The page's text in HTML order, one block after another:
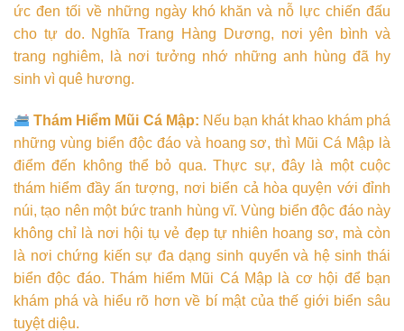
ức đen tối về những ngày khó khăn và nỗ lực chiến đấu
cho tự do. Nghĩa Trang Hàng Dương, nơi yên bình và
trang nghiêm, là nơi tưởng nhớ những anh hùng đã hy
sinh vì quê hương.
Thám Hiểm Mũi Cá Mập: Nếu bạn khát khao khám phá
những vùng biển độc đáo và hoang sơ, thì Mũi Cá Mập là
điểm đến không thể bỏ qua. Thực sự, đây là một cuộc
thám hiểm đầy ấn tượng, nơi biển cả hòa quyện với đỉnh
núi, tạo nên một bức tranh hùng vĩ. Vùng biển độc đáo này
không chỉ là nơi hội tụ vẻ đẹp tự nhiên hoang sơ, mà còn
là nơi chứng kiến sự đa dạng sinh quyển và hệ sinh thái
biển độc đáo. Thám hiểm Mũi Cá Mập là cơ hội để bạn
khám phá và hiểu rõ hơn về bí mật của thế giới biển sâu
tuyệt diệu.